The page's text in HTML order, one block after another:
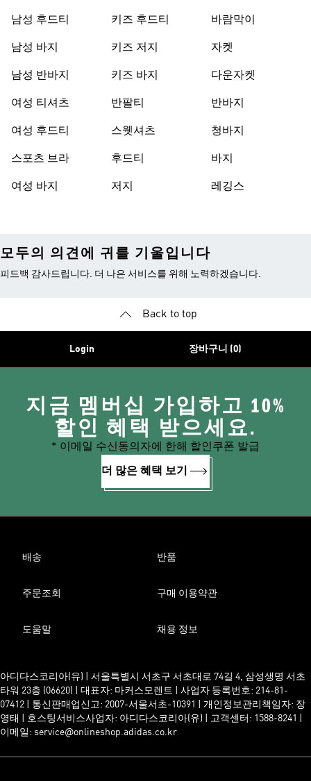
남성 후드티
남성 바지
남성 반바지
여성 티셔츠
여성 후드티
스포츠 브라
여성 바지
키즈 후드티
키즈 저지
키즈 바지
반팔티
스웻셔츠
후드티
저지
바람막이
자켓
다운자켓
반바지
청바지
바지
레깅스
모두의 의견에 귀를 기울입니다
피드백 감사드립니다. 더 나은 서비스를 위해 노력하겠습니다.
Back to top
Login 장바구니 (0)
지금 멤버십 가입하고 10%
할인 혜택 받으세요.
* 이메일 수신동의자에 한해 할인쿠폰 발급
더 많은 혜택 보기
배송 반품
주문조회 구매 이용약관
도움말 채용 정보
아디다스코리아(유) | 서울특별시 서초구 서초대로 74길 4, 삼성생명 서초
타워 23층 (06620) | 대표자: 마커스모렌트 | 사업자 등록번호: 214-81-
07412 | 통신판매업신고: 2007-서울서초-10391 | 개인정보관리책임자: 장
영태 | 호스팅서비스사업자: 아디다스코리아(유) | 고객센터: 1588-8241 |
이메일: service@onlineshop.adidas.co.kr